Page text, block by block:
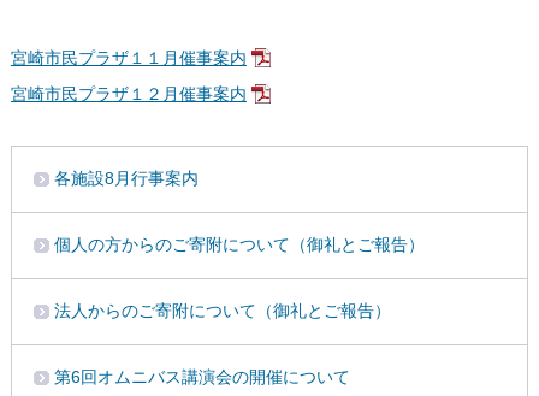
宮崎市民プラザ１１月催事案内
宮崎市民プラザ１２月催事案内
各施設8月行事案内
個人の方からのご寄附について（御礼とご報告）
法人からのご寄附について（御礼とご報告）
第6回オムニバス講演会の開催について